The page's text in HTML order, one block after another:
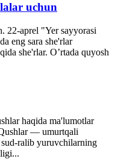
uchun
22-aprel "Yer sayyorasi
eng sara she'rlar
she'rlar. O’rtada quyosh
haqida ma'lumotlar
— umurtqali
ralib yuruvchilarning